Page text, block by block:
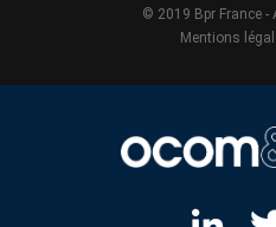
© 2019 Bpr France -
Mentions